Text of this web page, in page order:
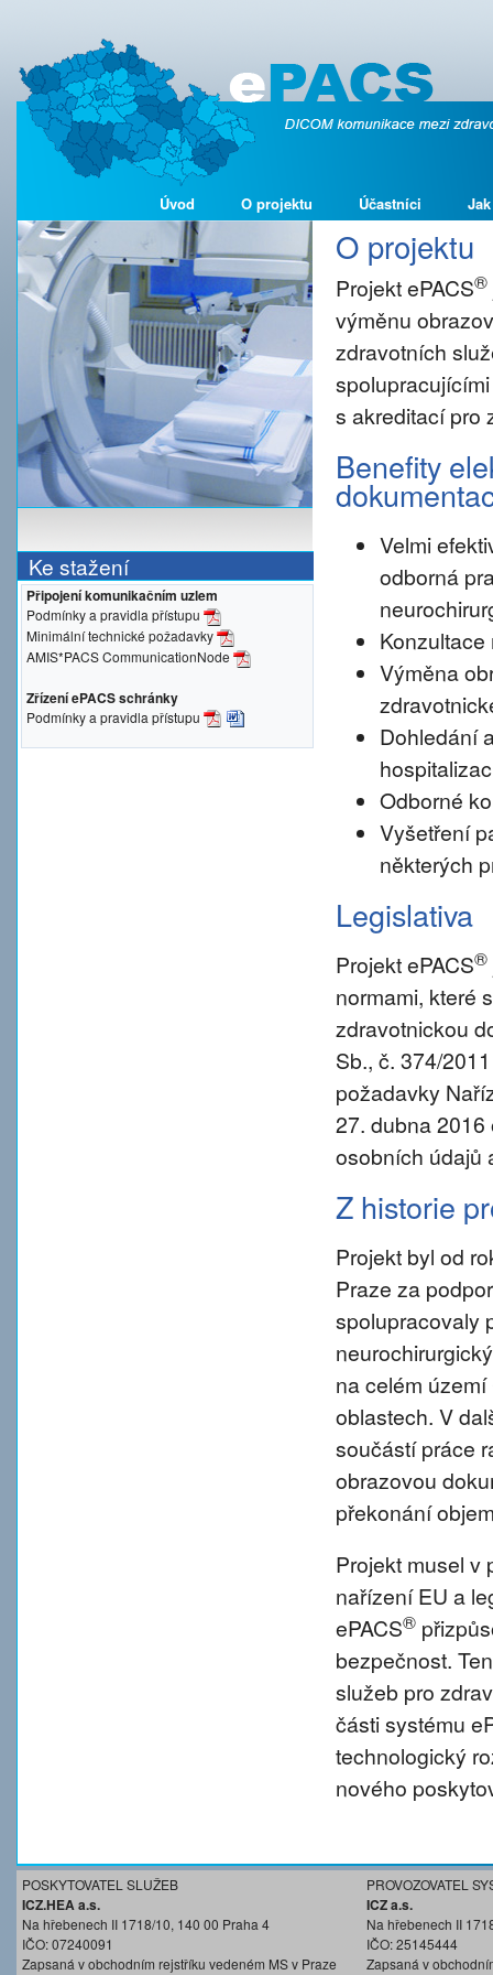
Úvod O projektu Účastníci
Ke stažení
Připojení komunikačním uzlem
Podmínky a pravidla přístupu
Minimální technické požadavky
AMIS*PACS CommunicationNode
Zřízení ePACS schránky
Podmínky a pravidla přístupu
O projektu
Projekt ePACS®
výměnu
zdravotních
s akreditací pro
Benefity
Velmi
odborná
Výměna
Dohledání
Odborné
Vyšetření
některých
Legislativa
Projekt ePACS®
normami, které
zdravotnickou
Sb., č. 374/
požadavky
27. dubna
osobních údajů
Z historie
Projekt byl od
Praze za
spolupracovaly
na celém
oblastech. V
součástí práce
obrazovou
překonání
Projekt musel v
nařízení EU a
ePACS®
bezpečnost.
služeb pro
části systému
technologický
nového
POSKYTOVATEL SLUŽEB
ICZ.HEA a.s.
Na hřebenech II 1718/10, 140 00 Praha 4
IČO: 07240091
Zapsaná v obchodním rejstříku vedeném MS v Praze
PROVOZOVATEL
ICZ a.s.
Na hřebenech II
IČO: 25145444
Zapsaná v